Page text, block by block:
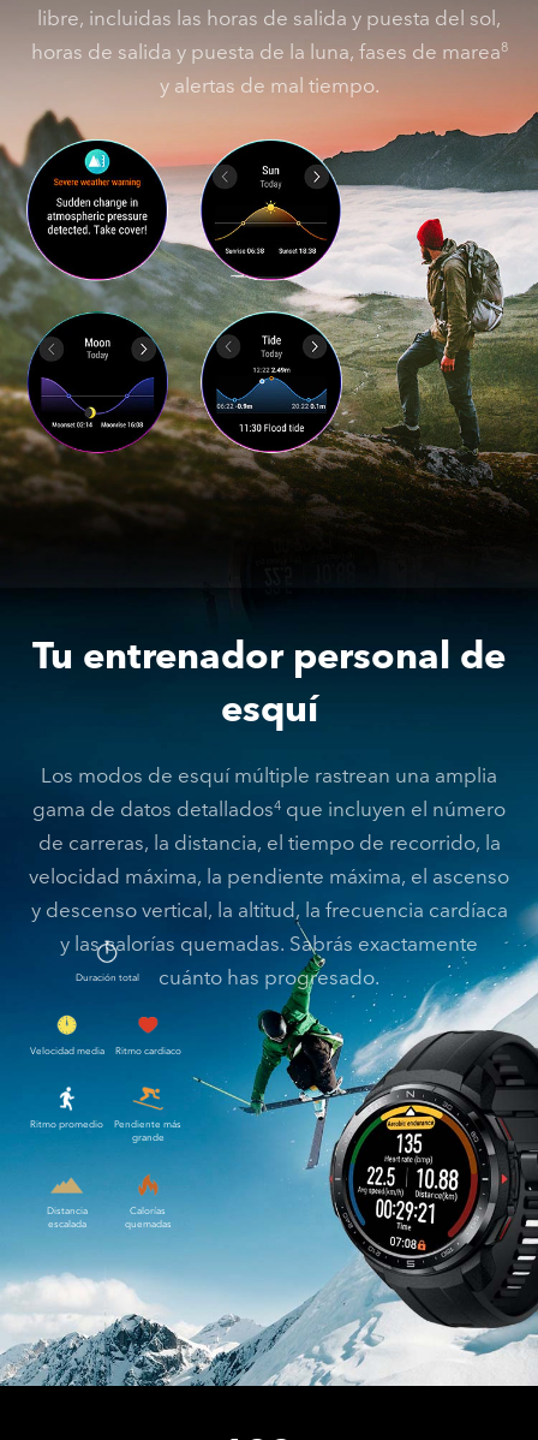
libre, incluidas las horas de salida y puesta del sol,
horas de salida y puesta de la luna, fases de marea8
y alertas de mal tiempo.
Tu entrenador personal de
esquí
Los modos de esquí múltiple rastrean una amplia
gama de datos detallados4 que incluyen el número
de carreras, la distancia, el tiempo de recorrido, la
velocidad máxima, la pendiente máxima, el ascenso
y descenso vertical, la altitud, la frecuencia cardíaca
y las calorías quemadas. Sabrás exactamente
cuánto has progresado.
Duración total
Velocidad media Ritmo cardiaco
Ritmo promedio
Pendiente más
grande
Distancia
escalada
Calorías
quemadas